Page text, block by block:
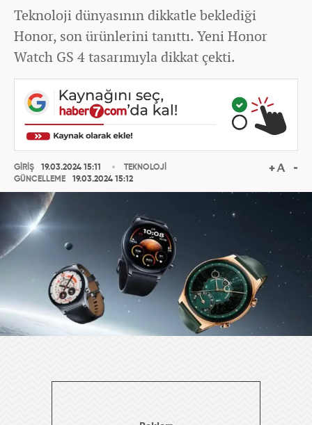
Teknoloji dünyasının dikkatle beklediği
Honor, son ürünlerini tanıttı. Yeni Honor
Watch GS 4 tasarımıyla dikkat çekti.
GİRİŞ
19.03.2024 15:11
GÜNCELLEME
19.03.2024 15:12
TEKNOLOJİ